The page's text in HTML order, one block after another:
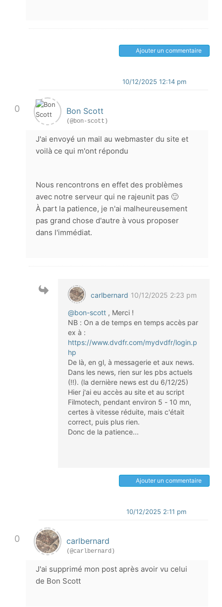
Ajouter un commentaire
0
10/12/2025 12:14 pm
Bon Scott
(@bon-scott)
J'ai envoyé un mail au webmaster du site et
voilà ce qui m'ont répondu
Nous rencontrons en effet des problèmes
avec notre serveur qui ne rajeunit pas 🙂
À part la patience, je n'ai malheureusement
pas grand chose d'autre à vous proposer
dans l'immédiat.
carlbernard 10/12/2025 2:23 pm
@bon-scott , Merci !
NB : On a de temps en temps accès par
ex à :
https://www.dvdfr.com/mydvdfr/login.p
hp
De là, en gl, à messagerie et aux news.
Dans les news, rien sur les pbs actuels
(!!). (la dernière news est du 6/12/25)
Hier j'ai eu accès au site et au script
Filmotech, pendant environ 5 - 10 mn,
certes à vitesse réduite, mais c'était
correct, puis plus rien.
Donc de la patience...
Ajouter un commentaire
0
10/12/2025 2:11 pm
carlbernard
(@carlbernard)
J'ai supprimé mon post après avoir vu celui
de Bon Scott